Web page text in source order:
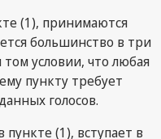
(1), принимаются
большинство в три
условии, что любая
пункту требует
голосов.
(1), вступает в